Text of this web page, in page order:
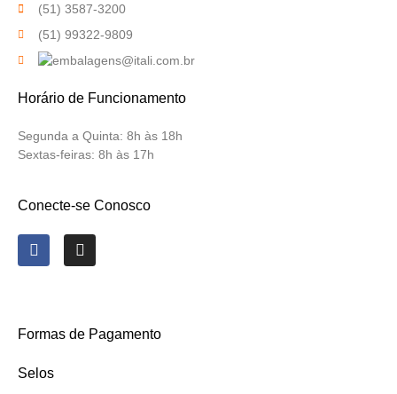
(51) 3587-3200
(51) 99322-9809
Horário de Funcionamento
Segunda a Quinta: 8h às 18h
Sextas-feiras: 8h às 17h
Conecte-se Conosco
Formas de Pagamento
Selos